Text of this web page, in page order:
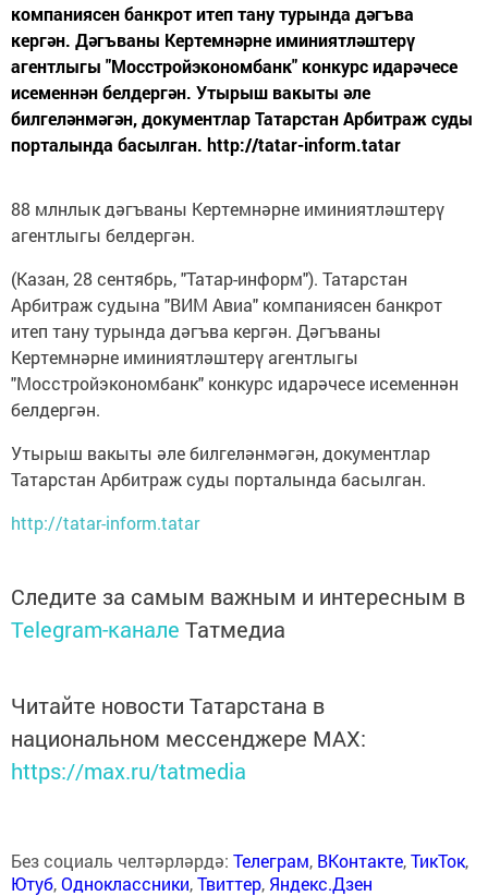
компаниясен банкрот итеп тану турында дәгъва
кергән. Дәгъваны Кертемнәрне иминиятләштерү
агентлыгы "Мосстройэкономбанк" конкурс идарәчесе
исеменнән белдергән. Утырыш вакыты әле
билгеләнмәгән, документлар Татарстан Арбитраж суды
порталында басылган. http://tatar-inform.tatar
88 млнлык дәгъваны Кертемнәрне иминиятләштерү
агентлыгы белдергән.
(Казан, 28 сентябрь, "Татар-информ"). Татарстан
Арбитраж судына "ВИМ Авиа" компаниясен банкрот
итеп тану турында дәгъва кергән. Дәгъваны
Кертемнәрне иминиятләштерү агентлыгы
"Мосстройэкономбанк" конкурс идарәчесе исеменнән
белдергән.
Утырыш вакыты әле билгеләнмәгән, документлар
Татарстан Арбитраж суды порталында басылган.
http://tatar-inform.tatar
Следите за самым важным и интересным в
Telegram-канале Татмедиа
Читайте новости Татарстана в
национальном мессенджере MАХ:
https://max.ru/tatmedia
Без социаль челтәрләрдә: Телеграм, ВКонтакте,ТикТок,
Ютуб,Одноклассники,Твиттер, Яндекс.Дзен